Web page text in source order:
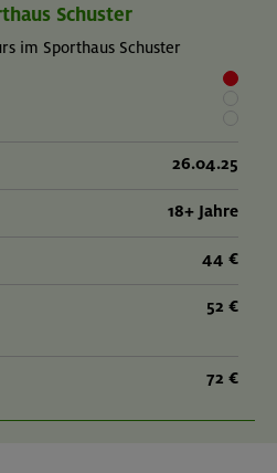
Schuster
im Sporthaus Schuster
26.04.25
18+ Jahre
44 €
52 €
72 €